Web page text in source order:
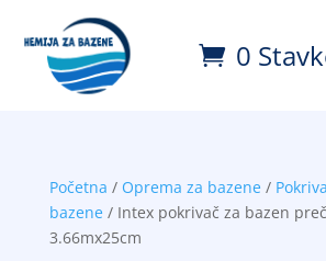
0
Početna / Oprema za bazene/
bazene/ Intex pokrivač za bazen
3.66mx25cm